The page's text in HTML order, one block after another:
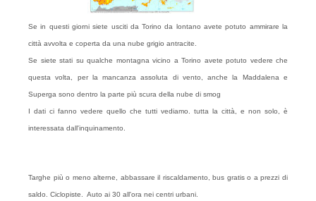
Se in questi giorni siete usciti da Torino da lontano avete potuto ammirare la
città avvolta e coperta da una nube grigio antracite.
Se siete stati su qualche montagna vicino a Torino avete potuto vedere che
questa volta, per la mancanza assoluta di vento, anche la Maddalena e
Superga sono dentro la parte più scura della nube di smog
I dati ci fanno vedere quello che tutti vediamo. tutta la città, e non solo, è
interessata dall'inquinamento.
Targhe più o meno alterne, abbassare il riscaldamento, bus gratis o a prezzi di
saldo. Ciclopiste. Auto ai 30 all'ora nei centri urbani.